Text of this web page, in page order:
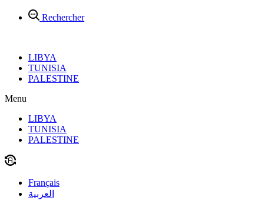
Rechercher
LIBYA
TUNISIA
PALESTINE
Menu
LIBYA
TUNISIA
PALESTINE
Français
العربية